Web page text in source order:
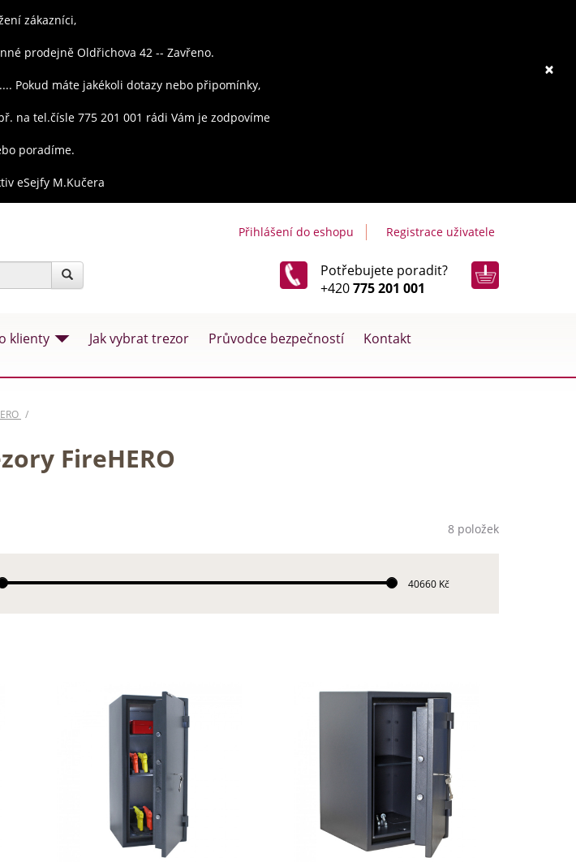
×
zákazníci,
prodejně Oldřichova 42 -- Zavřeno.
Pokud máte jakékoli dotazy nebo připomínky,
na tel.čísle 775 201 001 rádi Vám je zodpovíme
poradíme.
eSejfy M.Kučera
Přihlášení do eshopu Registrace uživatele
Potřebujete poradit?
+420775 201 001
klienty Jak vybrat trezor Průvodce bezpečností Kontakt
FireHERO
8 položek
40660 Kč